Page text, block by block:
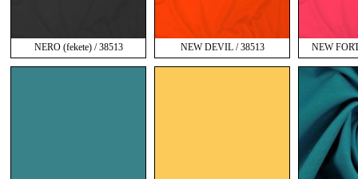
NERO (fekete) / 38513 NEW DEVIL / 38513 NEW